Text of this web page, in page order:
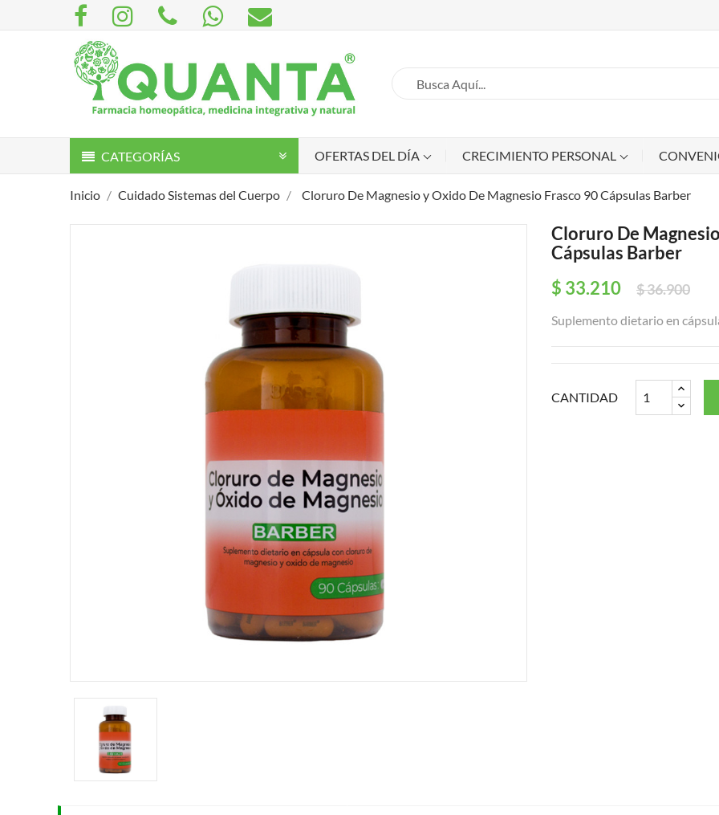
CATEGORÍAS OFERTAS DEL DÍA CRECIMIENTO PERSONAL
Inicio Cuidado Sistemas del Cuerpo Cloruro De Magnesio y Oxido De Magnesio Frasco 90 Cápsulas Barber
Cloruro De
Cápsulas Barber
$ 33.210
$ 36.900
Suplemento dietario en
CANTIDAD